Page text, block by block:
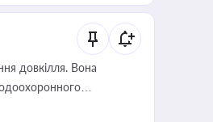
довкілля. Вона